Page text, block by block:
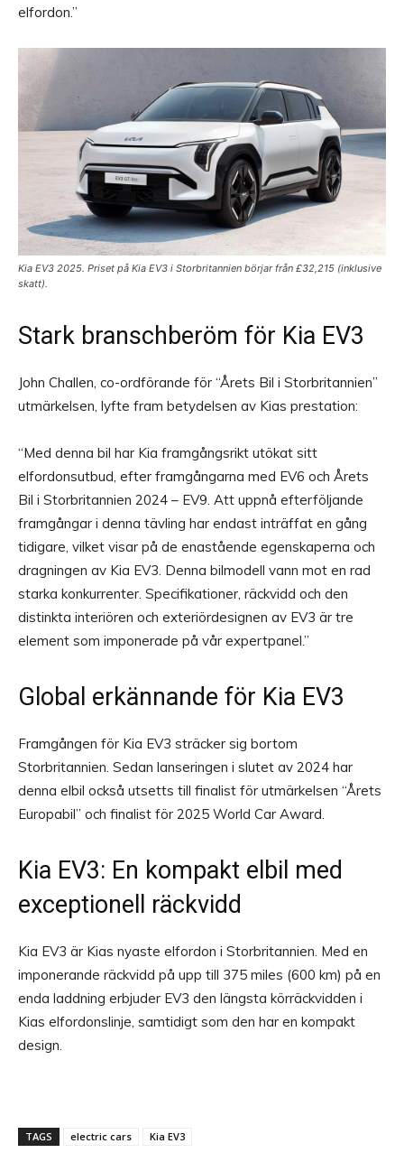
elfordon.”
Kia EV3 2025. Priset på Kia EV3 i Storbritannien börjar från £32,215 (inklusive
skatt).
Stark branschberöm för Kia EV3
John Challen, co-ordförande för “Årets Bil i Storbritannien”
utmärkelsen, lyfte fram betydelsen av Kias prestation:
“Med denna bil har Kia framgångsrikt utökat sitt
elfordonsutbud, efter framgångarna med EV6 och Årets
Bil i Storbritannien 2024 – EV9. Att uppnå efterföljande
framgångar i denna tävling har endast inträffat en gång
tidigare, vilket visar på de enastående egenskaperna och
dragningen av Kia EV3. Denna bilmodell vann mot en rad
starka konkurrenter. Specifikationer, räckvidd och den
distinkta interiören och exteriördesignen av EV3 är tre
element som imponerade på vår expertpanel.”
Global erkännande för Kia EV3
Framgången för Kia EV3 sträcker sig bortom
Storbritannien. Sedan lanseringen i slutet av 2024 har
denna elbil också utsetts till finalist för utmärkelsen “Årets
Europabil” och finalist för 2025 World Car Award.
Kia EV3: En kompakt elbil med
exceptionell räckvidd
Kia EV3 är Kias nyaste elfordon i Storbritannien. Med en
imponerande räckvidd på upp till 375 miles (600 km) på en
enda laddning erbjuder EV3 den längsta körräckvidden i
Kias elfordonslinje, samtidigt som den har en kompakt
design.
TAGS electric cars Kia EV3